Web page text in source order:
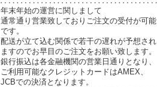
年末年始の運営に関しまして
通常通り営業致しておりご注文の受付が可能
です。
配送が立て込む関係で若干の遅れが予想され
ますのでお早目のご注文をお願い致します。
銀行振込は各金融機関の営業日通りとなり、
ご利用可能なクレジットカードはAMEX、
JCBでの決済となります。